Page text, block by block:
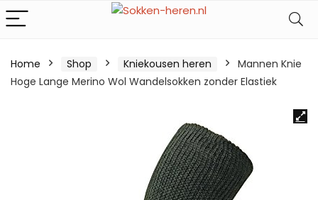
Home Shop Kniekousen heren
Mannen Knie
Hoge Lange Merino Wol Wandelsokken zonder Elastiek